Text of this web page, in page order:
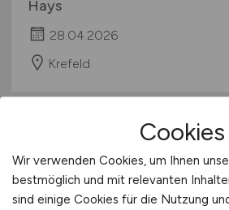
Hays
28.04.2026
Krefeld
Cookies
Wir verwenden Cookies, um Ihnen
bestmöglich und mit relevanten
sind einige Cookies für die Nutzung